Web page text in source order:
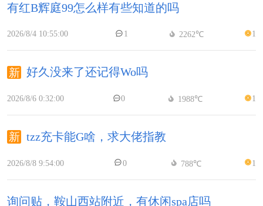
有红B辉庭99怎么样有些知道的吗
2026/8/4 10:55:00 1 2262℃ 1
好久没来了还记得Wo吗
2026/8/6 0:32:00 0 1988℃ 1
tzz充卡能G啥，求大佬指教
2026/8/8 9:54:00 0 788℃ 1
询问贴，鞍山西站附近，有休闲spa店吗